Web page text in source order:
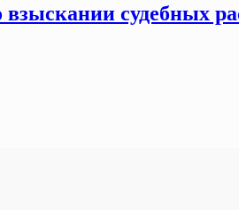
взыскании судебных